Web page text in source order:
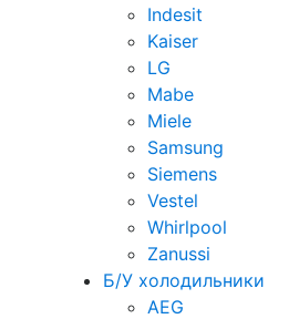
Indesit
Kaiser
LG
Mabe
Miele
Samsung
Siemens
Vestel
Whirlpool
Zanussi
Б/У холодильники
AEG